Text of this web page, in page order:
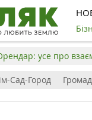
усе про
Сад-Город